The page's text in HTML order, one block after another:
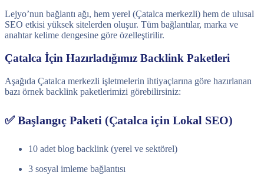
Lejyo’nun bağlantı ağı, hem yerel (Çatalca merkezli) hem de ulusal
SEO etkisi yüksek sitelerden oluşur. Tüm bağlantılar, marka ve
anahtar kelime dengesine göre özelleştirilir.
Çatalca İçin Hazırladığımız Backlink Paketleri
Aşağıda Çatalca merkezli işletmelerin ihtiyaçlarına göre hazırlanan
bazı örnek backlink paketlerimizi görebilirsiniz:
✅ Başlangıç Paketi (Çatalca için Lokal SEO)
10 adet blog backlink (yerel ve sektörel)
3 sosyal imleme bağlantısı